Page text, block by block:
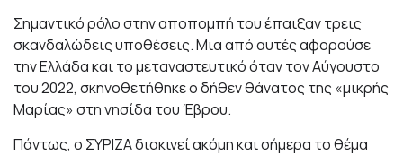
Σημαντικό ρόλο στην αποπομπή του έπαιξαν τρεις
σκανδαλώδεις υποθέσεις. Μια από αυτές αφορούσε
την Ελλάδα και το μεταναστευτικό όταν τον Αύγουστο
του 2022, σκηνοθετήθηκε ο δήθεν θάνατος της «μικρής
Μαρίας» στη νησίδα του Έβρου.
Πάντως, ο ΣΥΡΙΖΑ διακινεί ακόμη και σήμερα το θέμα